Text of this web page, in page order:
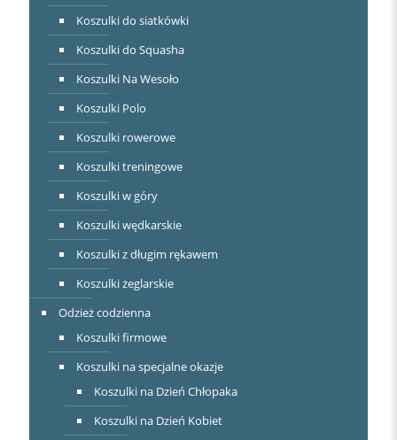
Koszulki do siatkówki
Koszulki do Squasha
Koszulki Na Wesoło
Koszulki Polo
Koszulki rowerowe
Koszulki treningowe
Koszulki w góry
Koszulki wędkarskie
Koszulki z długim rękawem
Koszulki żeglarskie
Odzież codzienna
Koszulki firmowe
Koszulki na specjalne okazje
Koszulki na Dzień Chłopaka
Koszulki na Dzień Kobiet